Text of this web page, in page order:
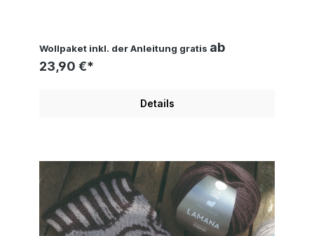
Wollpaket inkl. der Anleitung gratis ab
23,90 €*
Details